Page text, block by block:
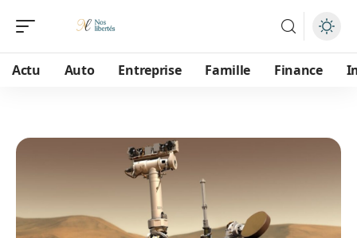
Actu Auto Entreprise Famille Finance